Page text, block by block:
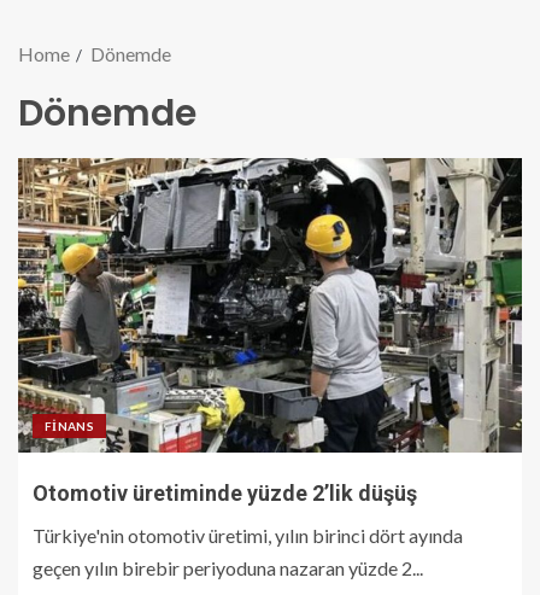
Home Dönemde
Dönemde
FINANS
Otomotiv üretiminde yüzde 2’lik düşüş
Türkiye'nin otomotiv üretimi, yılın birinci dört ayında
geçen yılın birebir periyoduna nazaran yüzde 2...